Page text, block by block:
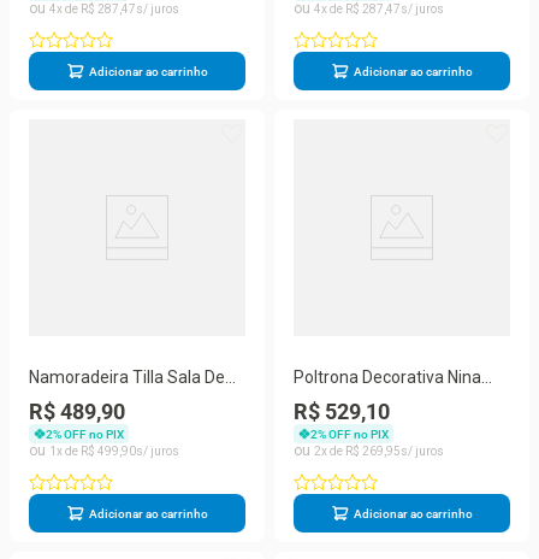
4
R$ 287 47
Adicionar ao carrinho
4
R$ 287 47
Adicionar ao carrinho
Namoradeira Tilla Sala De
Estar Tecido Suede Balaqui
Decor terracota
R$ 489,90
2% OFF no PIX
1
R$ 499 90
Adicionar ao carrinho
Poltrona Decorativa Nina
Para Sala De Estar Linho
Bege Balaqui Decor
R$ 529,10
2% OFF no PIX
2
R$ 269 95
Adicionar ao carrinho